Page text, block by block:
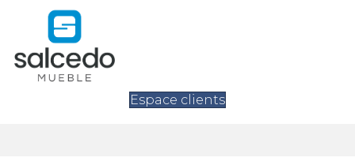
Espace clients